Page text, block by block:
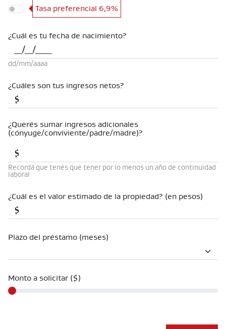
Tasa preferencial 6,9%
¿Cuál es tu fecha de nacimiento?
dd/mm/aaaa
¿Cuáles son tus ingresos netos?
$
¿Querés sumar ingresos adicionales
(cónyuge/conviviente/padre/madre)?
$
Recordá que tenés que tener por lo menos un año de continuidad
laboral
¿Cuál es el valor estimado de la propiedad? (en pesos)
$
Plazo del préstamo (meses)
Monto a solicitar ($)